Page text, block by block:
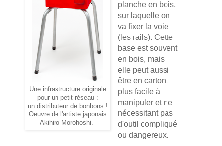
Une infrastructure originale
pour un petit réseau :
un distributeur de bonbons !
Oeuvre de l'artiste japonais
Akihiro Morohoshi.
planche en bois,
sur laquelle on
va fixer la voie
(les rails). Cette
base est souvent
en bois, mais
elle peut aussi
être en carton,
plus facile à
manipuler et ne
nécessitant pas
d'outil compliqué
ou dangereux.